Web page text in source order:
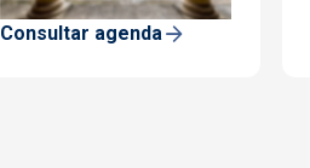
Consultar agenda